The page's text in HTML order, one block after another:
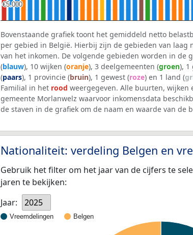
€5.000
€5.000
Bovenstaande grafiek toont het gemiddeld netto
per gebied in België. Hierbij zijn de gebieden van laag
van het inkomen. De volgende gebieden worden in de
(blauw), 10 wijken (oranje), 3 deelgemeenten (groen), 1
(paars), 1 provincie (bruin), 1 gewest (roze) en 1 land (
Familial in het rood weergegeven. Alle buurten,
gemeente Morlanwelz waarvoor inkomensdata
de staven in de grafiek om de naam en waarde van de
Nationaliteit: verdeling Belgen en
Gebruik het filter om het jaar van de cijfers te
jaren te bekijken:
Jaar:
2025
Vreemdelingen Belgen